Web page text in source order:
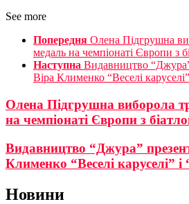
See more
Попередня Олена Підгрушна
медаль на чемпіонаті Європи з
Наступна Видавництво
Віра Клименко “Веселі
Олена Підгрушна виборола
на чемпіонаті Європи з
Видавництво “Джура”
Клименко “Веселі каруселі” і
Новини